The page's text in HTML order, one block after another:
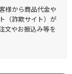
様から商品代金や
（詐欺サイト）が
文やお振込み等を